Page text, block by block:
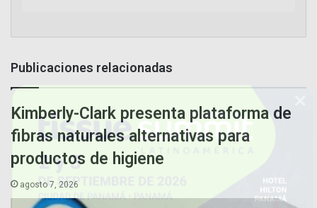
Publicaciones relacionadas
Kimberly-Clark presenta plataforma de
fibras naturales alternativas para
productos de higiene
agosto 7, 2026